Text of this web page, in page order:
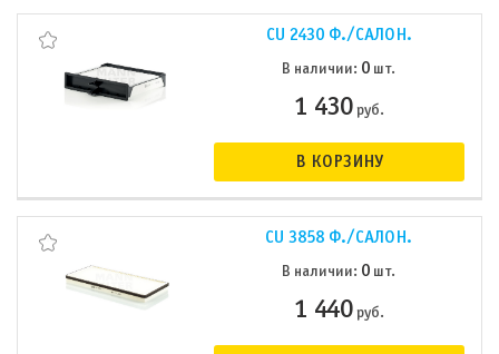
CU 2430 Ф./САЛОН.
В наличии: 0 шт.
1 430руб.
В КОРЗИНУ
CU 3858 Ф./САЛОН.
В наличии: 0 шт.
1 440руб.